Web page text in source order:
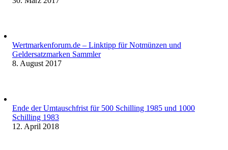
Wertmarkenforum.de – Linktipp für Notmünzen und
Geldersatzmarken Sammler
8. August 2017
Ende der Umtauschfrist für 500 Schilling 1985 und 1000
Schilling 1983
12. April 2018